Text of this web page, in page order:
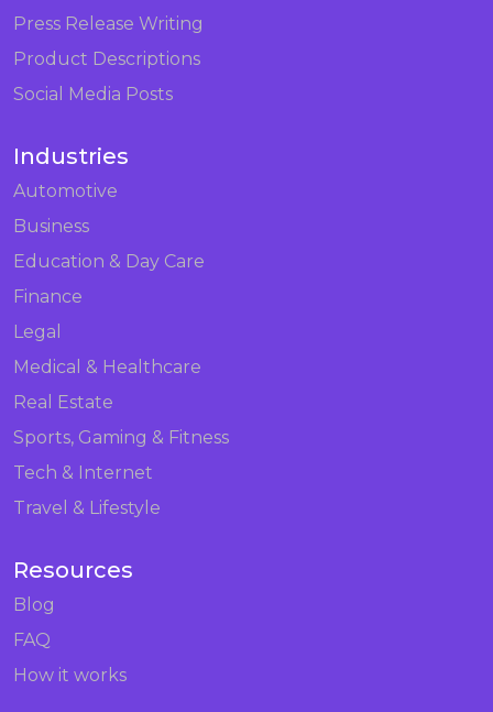
Press Release Writing
Product Descriptions
Social Media Posts
Industries
Automotive
Business
Education & Day Care
Finance
Legal
Medical & Healthcare
Real Estate
Sports, Gaming & Fitness
Tech & Internet
Travel & Lifestyle
Resources
Blog
FAQ
How it works